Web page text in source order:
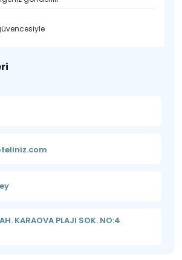
KARAOVA PLAJI SOK. NO:4